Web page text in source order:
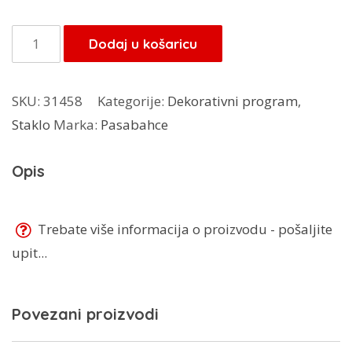
Čaše
Elysia
520125
količina
Dodaj u košaricu
SKU: 31458 Kategorije: Dekorativni program,
Staklo Marka: Pasabahce
Opis
Trebate više informacija o proizvodu - pošaljite
upit...
Povezani proizvodi